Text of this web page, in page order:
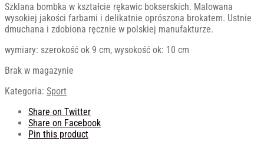
Szklana bombka w kształcie rękawic bokserskich. Malowana
wysokiej jakości farbami i delikatnie oprószona brokatem. Ustnie
dmuchana i zdobiona ręcznie w polskiej manufakturze.
wymiary: szerokość ok 9 cm, wysokość ok: 10 cm
Brak w magazynie
Kategoria: Sport
Share on Twitter
Share on Facebook
Pin this product